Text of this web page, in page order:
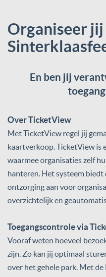
Organiseer jij
En ben jij
Over TicketView
Met TicketView regel jij
kaartverkoop. TicketView is
waarmee organisaties zelf
hanteren. Het systeem
ontzorging aan voor
overzichtelijk en
Toegangscontrole via
Vooraf weten hoeveel
zijn. Zo kan jij optimaal
over het gehele park. Met